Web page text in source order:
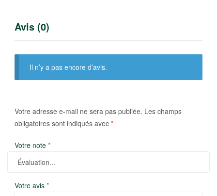
Avis (0)
Il n’y a pas encore d’avis.
Votre adresse e-mail ne sera pas publiée. Les champs
obligatoires sont indiqués avec *
Votre note *
Votre avis *